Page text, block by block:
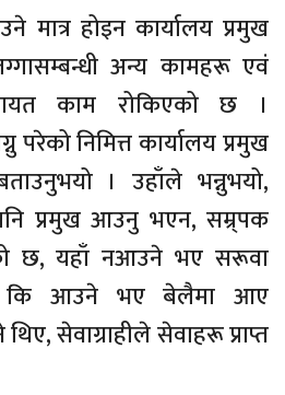
मात्र होइन कार्यालय प्रमुख
अन्य कामहरू एवं
काम रोकिएको छ ।
परेको निमित्त कार्यालय प्रमुख
। उहाँले भन्नुभयो,
प्रमुख आउनु भएन, सम्र्पक
छ, यहाँ नआउने भए सरूवा
कि आउने भए बेलैमा आए
सेवाग्राहीले सेवाहरू प्राप्त